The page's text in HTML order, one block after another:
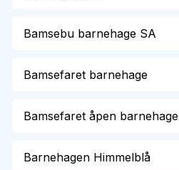
Bamsebu barnehage SA
Bamsefaret barnehage
Bamsefaret åpen barnehage
Barnehagen Himmelblå